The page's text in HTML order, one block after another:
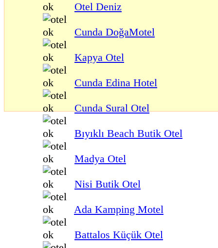
Otel Deniz
Cunda DoğaMotel
Kapya Otel
Cunda Edina Hotel
Cunda Sural Otel
Bıyıklı Beach Butik Otel
Madya Otel
Nisi Butik Otel
Ada Kamping Motel
Battalos Küçük Otel